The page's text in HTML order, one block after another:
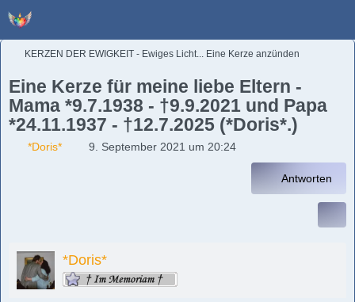
KERZEN DER EWIGKEIT - Ewiges Licht... Eine Kerze anzünden
Eine Kerze für meine liebe Eltern -
Mama *9.7.1938 - †9.9.2021 und Papa
*24.11.1937 - †12.7.2025 (*Doris*.)
*Doris* 9. September 2021 um 20:24
Antworten
*Doris*